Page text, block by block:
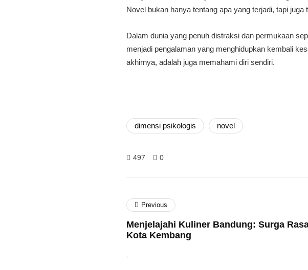
Novel bukan hanya tentang apa yang terjadi, tapi
Dalam dunia yang penuh distraksi dan permukaan
menjadi pengalaman yang menghidupkan kembali
akhirnya, adalah juga memahami diri sendiri.
dimensi psikologis novel
497 0
Previous
Menjelajahi Kuliner Bandung: Surga
Kota Kembang